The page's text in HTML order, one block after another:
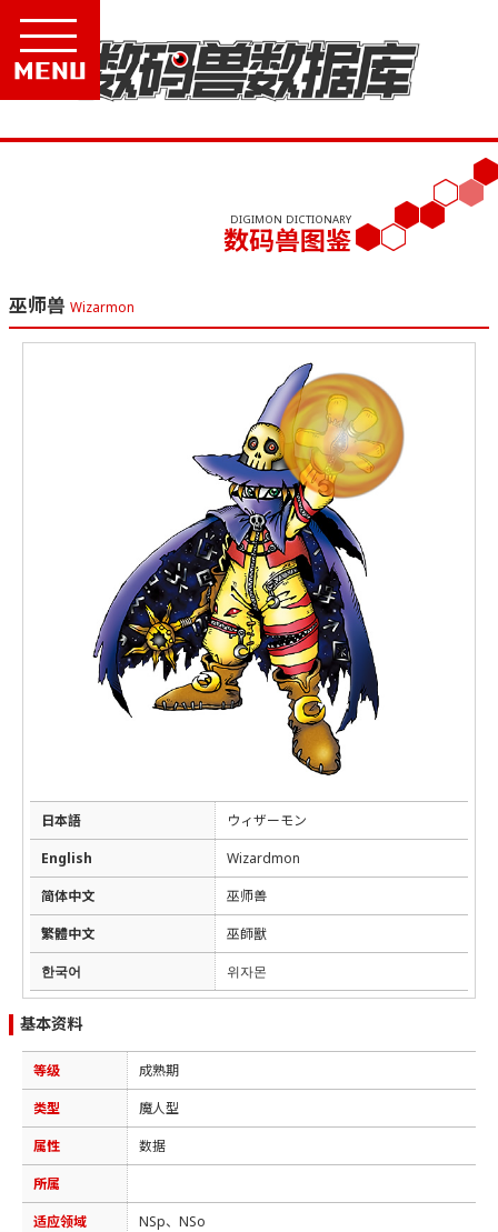
DIGIMON DICTIONARY
数码兽图鉴
巫师兽 Wizarmon
日本語
ウィザーモン
English
Wizardmon
简体中文
巫师兽
繁體中文
巫師獸
한국어
위자몬
基本资料
等级
成熟期
类型
魔人型
属性
数据
所属
适应领域
NSp、NSo